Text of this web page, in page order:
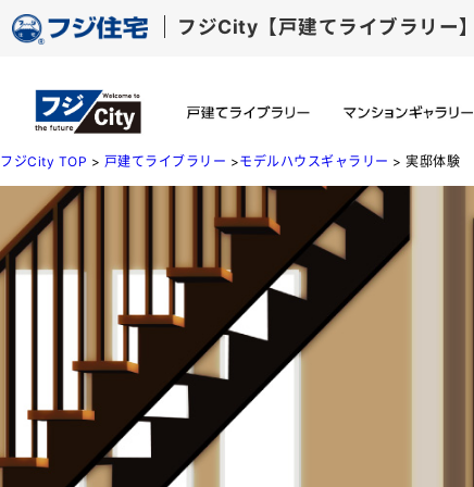
フジCity【戸建てラ
フジCity TOP > 戸建てライブラリー >モデルハウスギャラリー > 実邸体験